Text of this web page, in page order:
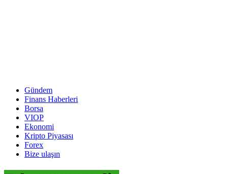
Gündem
Finans Haberleri
Borsa
VIOP
Ekonomi
Kripto Piyasası
Forex
Bize ulaşın